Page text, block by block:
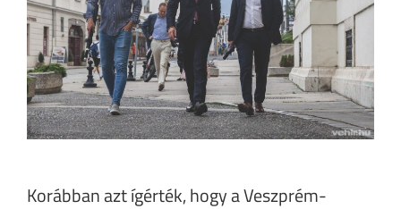
Korábban azt ígérték, hogy a Veszprém-